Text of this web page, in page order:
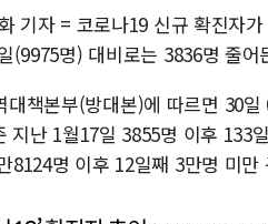
기자 = 코로나19 신규 확진자
(9975명) 대비로는 3836명 줄어
대책본부(방대본)에 따르면 30
지난 1월17일 3855명 이후 133
8124명 이후 12일째 3만명 미